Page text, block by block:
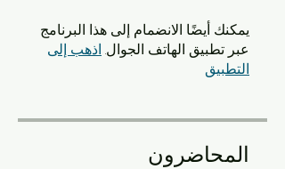
يمكنك أيضًا الانضمام إلى هذا البرنامج
عبر تطبيق الهاتف الجوال. اذهب إلى
التطبيق
المحاضرون